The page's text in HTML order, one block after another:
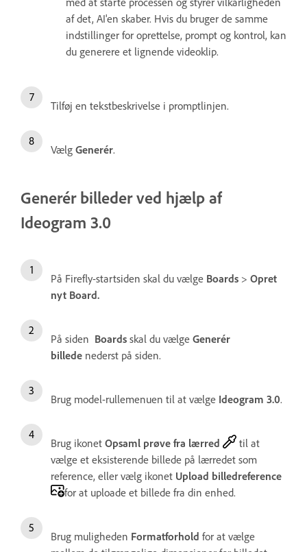
af det, AI'en skaber. Hvis du bruger de samme
indstillinger for oprettelse, prompt og kontrol, kan
du generere et lignende videoklip.
Tilføj en tekstbeskrivelse i promptlinjen.
Vælg Generér.
Generér billeder ved hjælp af
Ideogram 3.0
På Firefly-startsiden skal du vælge Boards > Opret
nyt Board.
På siden Boards skal du vælge Generér
billede nederst på siden.
Brug model-rullemenuen til at vælge Ideogram 3.0.
Brug ikonet Opsaml prøve fra lærred
til at
vælge et eksisterende billede på lærredet som
reference, eller vælg ikonet Upload billedreference
for at uploade et billede fra din enhed.
Brug muligheden Formatforhold for at vælge